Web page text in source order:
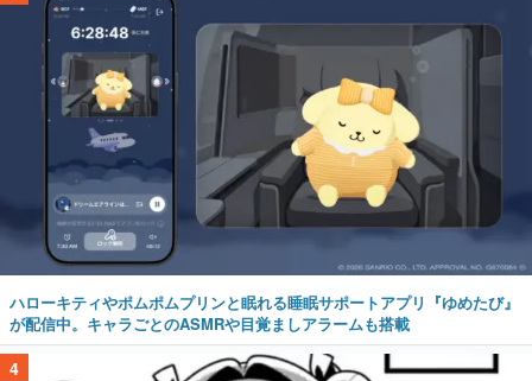
ハローキティやポムポムプリンと眠れる睡眠サポートアプリ『ゆめたび』
が配信中。キャラごとのASMRや目覚ましアラームも搭載
4